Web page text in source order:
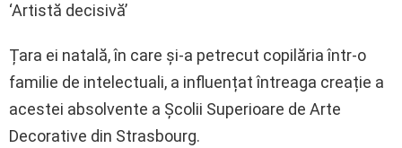
‘Artistă decisivă’
Țara ei natală, în care și-a petrecut copilăria într-o
familie de intelectuali, a influențat întreaga creație a
acestei absolvente a Școlii Superioare de Arte
Decorative din Strasbourg.